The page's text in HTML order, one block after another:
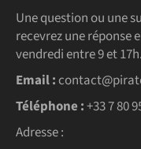
Une question ou une
recevrez une réponse
vendredi entre 9 et 17h.
Email :
Téléphone :+33 7 80
Adresse :